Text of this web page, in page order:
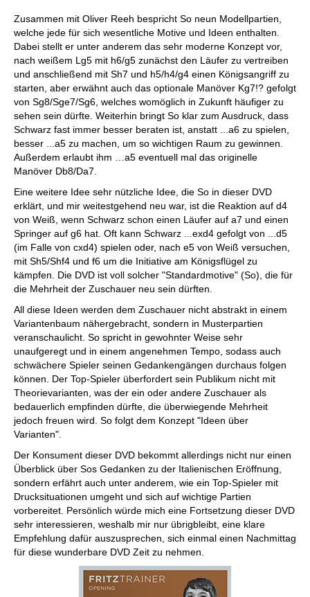
Zusammen mit Oliver Reeh bespricht So neun Modellpartien,
welche jede für sich wesentliche Motive und Ideen enthalten.
Dabei stellt er unter anderem das sehr moderne Konzept vor,
nach weißem Lg5 mit h6/g5 zunächst den Läufer zu vertreiben
und anschließend mit Sh7 und h5/h4/g4 einen Königsangriff zu
starten, aber erwähnt auch das optionale Manöver Kg7!? gefolgt
von Sg8/Sge7/Sg6, welches womöglich in Zukunft häufiger zu
sehen sein dürfte. Weiterhin bringt So klar zum Ausdruck, dass
Schwarz fast immer besser beraten ist, anstatt ...a6 zu spielen,
besser ...a5 zu machen, um so wichtigen Raum zu gewinnen.
Außerdem erlaubt ihm …a5 eventuell mal das originelle
Manöver Db8/Da7.
Eine weitere Idee sehr nützliche Idee, die So in dieser DVD
erklärt, und mir weitestgehend neu war, ist die Reaktion auf d4
von Weiß, wenn Schwarz schon einen Läufer auf a7 und einen
Springer auf g6 hat. Oft kann Schwarz ...exd4 gefolgt von ...d5
(im Falle von cxd4) spielen oder, nach e5 von Weiß versuchen,
mit Sh5/Shf4 und f6 um die Initiative am Königsflügel zu
kämpfen. Die DVD ist voll solcher "Standardmotive" (So), die für
die Mehrheit der Zuschauer neu sein dürften.
All diese Ideen werden dem Zuschauer nicht abstrakt in einem
Variantenbaum nähergebracht, sondern in Musterpartien
veranschaulicht. So spricht in gewohnter Weise sehr
unaufgeregt und in einem angenehmen Tempo, sodass auch
schwächere Spieler seinen Gedankengängen durchaus folgen
können. Der Top-Spieler überfordert sein Publikum nicht mit
Theorievarianten, was der ein oder andere Zuschauer als
bedauerlich empfinden dürfte, die überwiegende Mehrheit
jedoch freuen wird. So folgt dem Konzept "Ideen über
Varianten".
Der Konsument dieser DVD bekommt allerdings nicht nur einen
Überblick über Sos Gedanken zu der Italienischen Eröffnung,
sondern erfährt auch unter anderem, wie ein Top-Spieler mit
Drucksituationen umgeht und sich auf wichtige Partien
vorbereitet. Persönlich würde mich eine Fortsetzung dieser DVD
sehr interessieren, weshalb mir nur übrigbleibt, eine klare
Empfehlung dafür auszusprechen, sich einmal einen Nachmittag
für diese wunderbare DVD Zeit zu nehmen.